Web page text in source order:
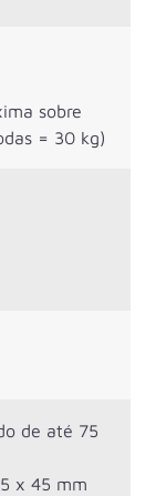
sobre
= 30 kg)
de até 75
x 45 mm